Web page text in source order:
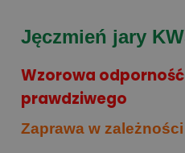
Jęczmień jary
Wzorowa
prawdziwego
Zaprawa w